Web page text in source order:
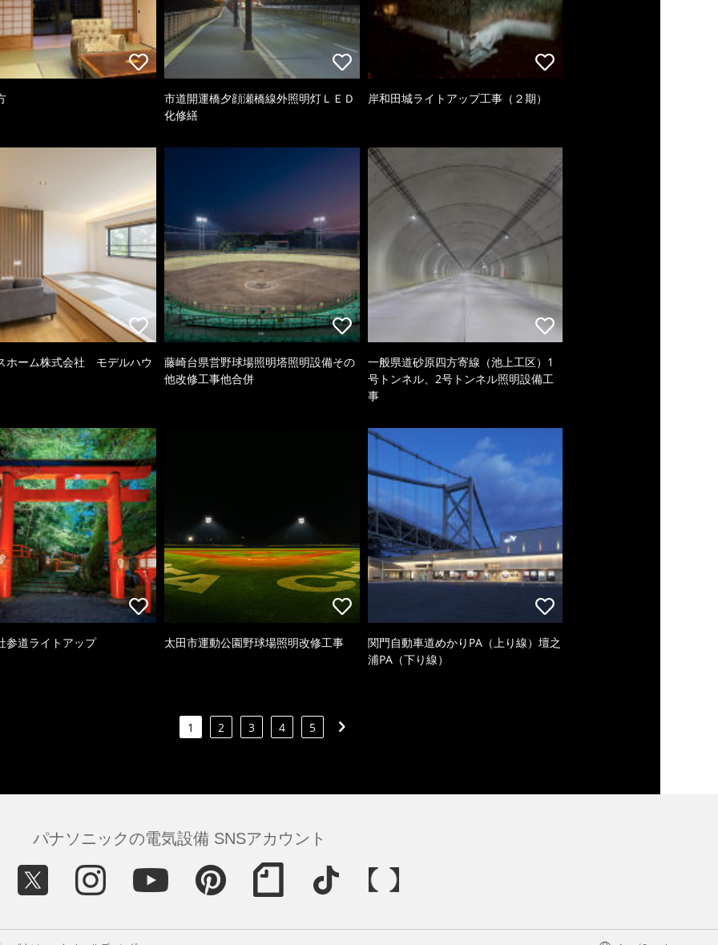
市道開運橋夕顔瀬橋線外照明灯ＬＥＤ
化修繕
岸和田城ライトアップ工事（２期）
ホーム株式会社 モデルハウ
藤崎台県営野球場照明塔照明設備その
他改修工事他合併
一般県道砂原四方寄線（池上工区）1
号トンネル、2号トンネル照明設備工
事
参道ライトアップ 太田市運動公園野球場照明改修工事
関門自動車道めかりPA（上り線）壇之
浦PA（下り線）
1 2 3 4 5
パナソニックの電気設備 SNSアカウント